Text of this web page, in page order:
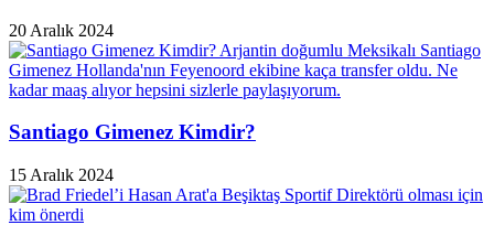
20 Aralık 2024
Santiago Gimenez Kimdir?
15 Aralık 2024